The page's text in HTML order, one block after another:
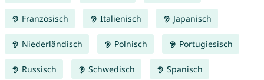
Französisch Italienisch Japanisch
Niederländisch Polnisch Portugiesisch
Russisch Schwedisch Spanisch